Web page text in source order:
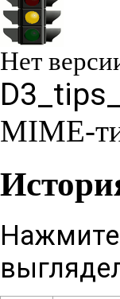
Нет
MIME-
Нажмите